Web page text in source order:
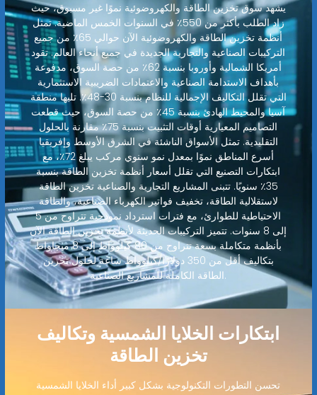
يشهد سوق تخزين الطاقة والكهروضوئية نموًا غير مسبوق، حيث
زاد الطلب بأكثر من 550٪ في السنوات الخمس الماضية. تمثل
أنظمة تخزين الطاقة والكهروضوئية الآن حوالي 65٪ من جميع
التركيبات الصناعية والتجارية الجديدة في جميع أنحاء العالم. تقود
أمريكا الشمالية وأوروبا بنسبة 62٪ من حصة السوق، مدفوعة
بأهداف الاستدامة الصناعية والاعتمادات الضريبية الاستثمارية
التي تقلل التكاليف الإجمالية للنظام بنسبة 30-48٪. تليها منطقة
آسيا والمحيط الهادئ بنسبة 45٪ من حصة السوق، حيث قطعت
التصاميم المعيارية أوقات التثبيت بنسبة 75٪ مقارنة بالحلول
التقليدية. تمثل الأسواق الناشئة في الشرق الأوسط وإفريقيا
أسرع المناطق نموًا بمعدل نمو سنوي مركب يبلغ 72٪، مع
ابتكارات التصنيع التي تقلل أسعار أنظمة تخزين الطاقة بنسبة
35٪ سنويًا. تتبنى المشاريع التجارية والصناعية تخزين الطاقة
لاستقلالية الطاقة، تخفيف فواتير الكهرباء الصناعية، والطاقة
الاحتياطية للطوارئ، مع فترات استرداد نموذجية تتراوح من 5
إلى 8 سنوات. تتميز التركيبات الحديثة لأنظمة تخزين الطاقة الآن
بأنظمة متكاملة بسعة تتراوح من 80 كيلوواط إلى 8 ميجاواط
بتكاليف أقل من 350 دولارًا/كيلوواط ساعة لحلول تخزين
الطاقة الكاملة للمشاريع الصناعية.
ابتكارات الخلايا الشمسية وتكاليف
تخزين الطاقة
تحسن التطورات التكنولوجية بشكل كبير أداء الخلايا الشمسية